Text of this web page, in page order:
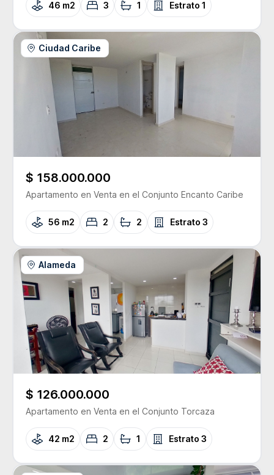
46 m2 3 1 Estrato 1
Ciudad Caribe
$ 158.000.000
Apartamento en Venta en el Conjunto Encanto Caribe
56 m2 2 2 Estrato 3
Alameda
$ 126.000.000
Apartamento en Venta en el Conjunto Torcaza
42 m2 2 1 Estrato 3